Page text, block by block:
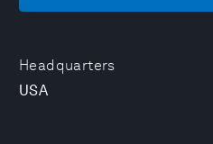
Headquarters
USA